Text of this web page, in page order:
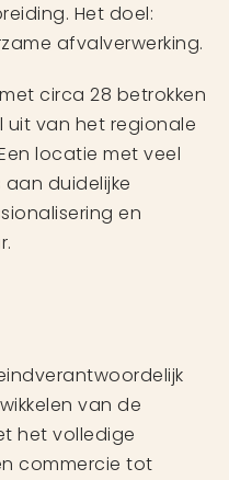
Het doel:
afvalverwerking.
circa 28 betrokken
uit van het regionale
locatie met veel
duidelijke
en
van de
het volledige
commercie tot